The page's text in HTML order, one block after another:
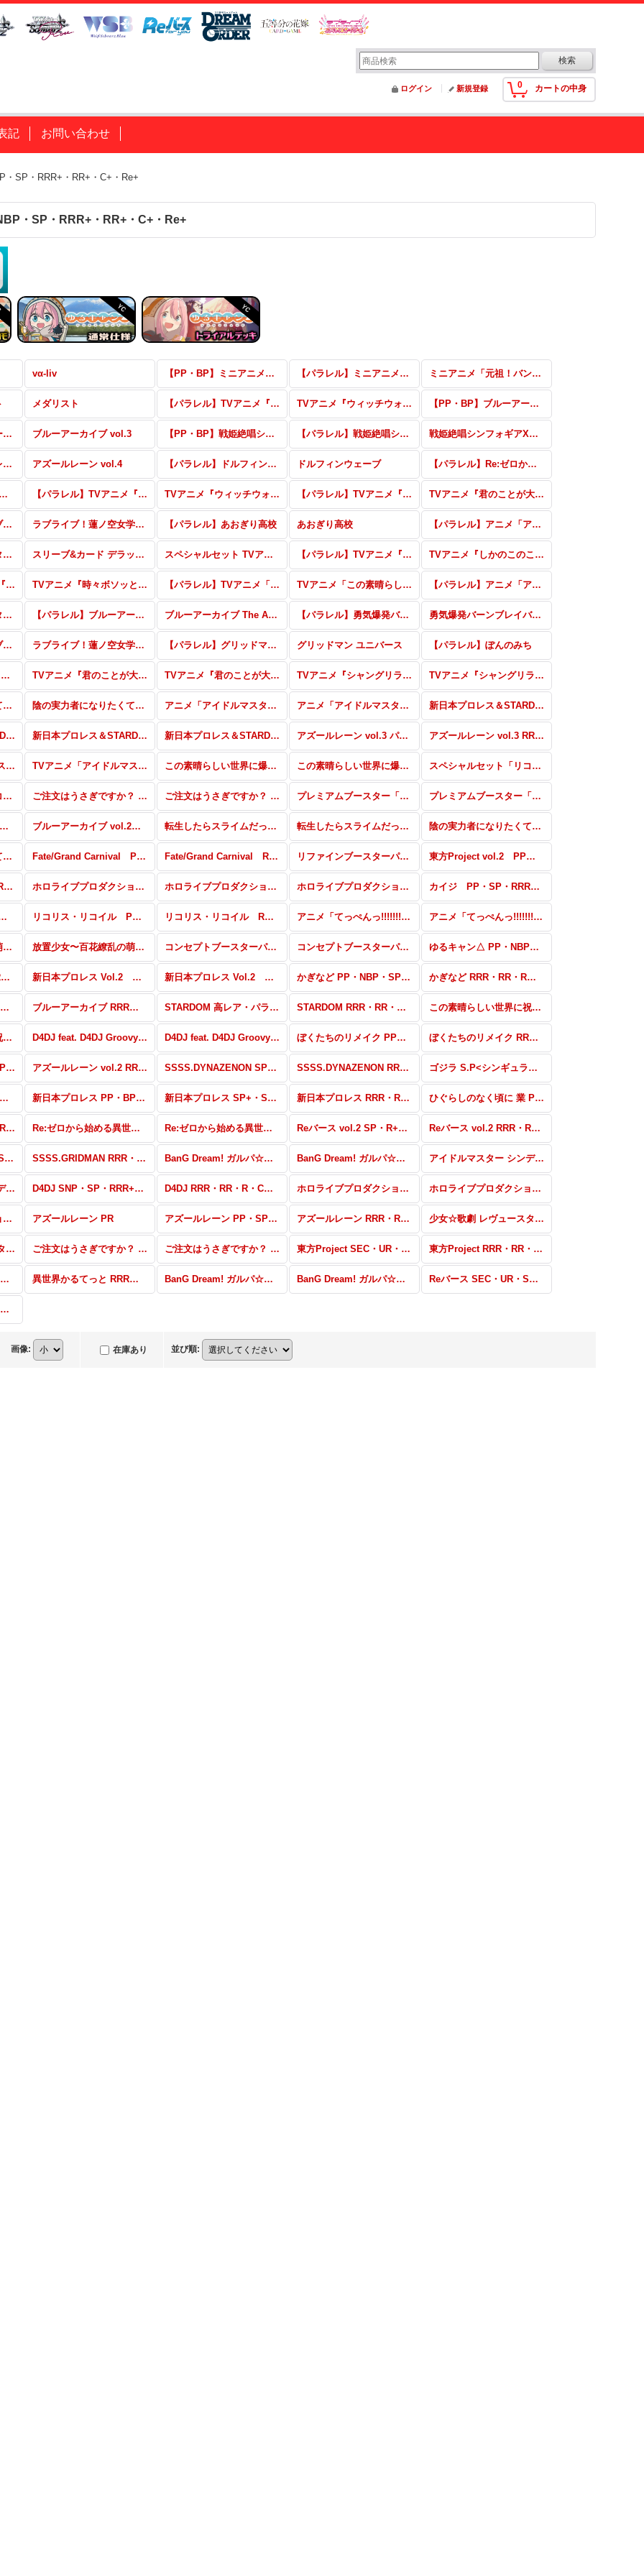
0 カートの中身
ログイン 新規登録
記 お問い合わせ
SP・RRR+・RR+・C+・Re+
・SP・RRR+・RR+・C+・Re+
vα-liv 【PP・BP】ミニアニメ「元祖！バンドリちゃん」 【パラレル】ミニアニメ「元祖！バンドリちゃん」 ミニアニメ「元祖！バンドリちゃん」
メダリスト 【パラレル】TVアニメ『ウィッチウォッチ』 vol.2 TVアニメ『ウィッチウォッチ』 vol.2 【PP・BP】ブルーアーカイブ vol.3
【パラレル】ブルーアーカイブ vol.3 ブルーアーカイブ vol.3 【PP・BP】戦姫絶唱シンフォギアXD UNLIMITED 【パラレル】戦姫絶唱シンフォギアXD UNLIMITED 戦姫絶唱シンフォギアXD UNLIMITED
【パラレル】アズールレーン vol.4 アズールレーン vol.4 【パラレル】ドルフィンウェーブ ドルフィンウェーブ 【パラレル】Re:ゼロから始める異世界生活 vol.2
始める異世界生活 vol.2 【パラレル】TVアニメ『ウィッチウォッチ』 TVアニメ『ウィッチウォッチ』 【パラレル】TVアニメ『君のことが大大大大大好きな100人の彼女』vol.2 TVアニメ『君のことが大大大大大好きな100人の彼女』vol.2
【パラレル】ラブライブ！蓮ノ空女学院スクールアイドルクラブ vol.2 ラブライブ！蓮ノ空女学院スクールアイドルクラブ vol.2 【パラレル】あおぎり高校 あおぎり高校 【パラレル】アニメ「アイドルマスター シャイニーカラーズ2nd season」
アニメ「アイドルマスター シャイニーカラーズ2nd season」 スリーブ&カード デラックスセット ラブライブ！蓮ノ空女学院スクールアイドルクラブ スペシャルセット TVアニメ『シャングリラ・フロンティア』 【パラレル】TVアニメ『しかのこのこのここしたんたん』 TVアニメ『しかのこのこのここしたんたん』
【パラレル】TVアニメ『時々ボソッとロシア語でデレる隣のアーリャさん』 TVアニメ『時々ボソッとロシア語でデレる隣のアーリャさん』 【パラレル】TVアニメ「この素晴らしい世界に祝福を！3」 TVアニメ「この素晴らしい世界に祝福を！3」 【パラレル】アニメ「アイドルマスター シャイニーカラーズ」
アニメ「アイドルマスター シャイニーカラーズ」 【パラレル】ブルーアーカイブ The Animation ブルーアーカイブ The Animation 【パラレル】勇気爆発バーンブレイバーン 勇気爆発バーンブレイバーン
【パラレル】ラブライブ！蓮ノ空女学院スクールアイドルクラブ ラブライブ！蓮ノ空女学院スクールアイドルクラブ 【パラレル】グリッドマン ユニバース グリッドマン ユニバース 【パラレル】ぽんのみち
ぽんのみち RRR・RR・R・C・Re TVアニメ『君のことが大大大大大好きな100人の彼女』パラレル TVアニメ『君のことが大大大大大好きな100人の彼女』RRR・RR・R・C・Re TVアニメ『シャングリラ・フロンティア』パラレル TVアニメ『シャングリラ・フロンティア』RRR・RR・R・C・Re
陰の実力者になりたくて！ vol.2 パラレル 陰の実力者になりたくて！ vol.2 RRR・RR・R・C・Re アニメ「アイドルマスター ミリオンライブ！」パラレル アニメ「アイドルマスター ミリオンライブ！」 RRR・RR・R・C・Re 新日本プロレス＆STARDOM パラレル(スターダム)
新日本プロレス＆STARDOM RRR・RR・R・C・Re(スターダム) 新日本プロレス＆STARDOM パラレル(新日本プロレス) 新日本プロレス＆STARDOM RRR・RR・R・C・Re(新日本プロレス) アズールレーン vol.3 パラレル アズールレーン vol.3 RRR・RR・R・C・Re
TVアニメ「アイドルマスター シンデレラガールズ U149」パラレル TVアニメ「アイドルマスター シンデレラガールズ U149」RRR・RR・R・C・Re この素晴らしい世界に爆焔を！ パラレル この素晴らしい世界に爆焔を！ RRR・RR・R・C・Re スペシャルセット「リコリス・リコイル」パラレル・PR
スペシャルセット「リコリス・リコイル」 ご注文はうさぎですか？ BLOOM vol.2 パラレル ご注文はうさぎですか？ BLOOM vol.2 RRR以下 プレミアムブースター「新日本プロレス＆STARDOM」 SSP・PBR+・PBP+ プレミアムブースター「新日本プロレス＆STARDOM」 PBR・PBP
ブルーアーカイブ vol.2 PP・NBP・SP・RRR+・RR+・C+・Re+ ブルーアーカイブ vol.2 RRR・RR・R・C・Re 転生したらスライムだった件 転スラ日記 PP・NBP・SP・Gre+・RRR+・RR+・R+・C+・Re+ 転生したらスライムだった件 転スラ日記 SDR・GRe・RRR・RR・R・C・Re 陰の実力者になりたくて！ PP・SP・GRe・RRR+・RR+・R+・C+・Re+
陰の実力者になりたくて！ SDR・GRe・RRR・RR・R・C・Re Fate/Grand Carnival PP・SP・RRR+・RR+・R+・C+・Re+ Fate/Grand Carnival RRR・RR・R・C・Re リファインブースターパック 東方Project PP・SP・RRR+・RR+・R+・C+・Re+・Re 東方Project vol.2 PP・SP・RRR+・RR+・R+・C+・Re+
東方Project vol.2 RRR・RR・R・C・Re ホロライブプロダクション Vol.2 SNP・PP・SP・RRR+・RR+・R+・C+・Re+ ホロライブプロダクション Vol.2 RRR・RR・R・C・Re ホロライブプロダクション Vol.2 パートナー カイジ PP・SP・RRR+・RR+・R+・C+・Re+・PR
RR・R・C・Re リコリス・リコイル PP・NBP・SP・RRR+・RR+・R+・C+・Re+・PR リコリス・リコイル RRR・RR・R・C・Re アニメ「てっぺんっ!!!!!!!!!!!!!!!」 PP・NBP・SP・RRR+・RR+・R+・C+・Re+・PR アニメ「てっぺんっ!!!!!!!!!!!!!!!」 RRR・RR・R・C・Re
放置少女〜百花繚乱の萌姫たち〜 SNP・PP・SP・RRR+・RR+・R+・C+・Re+・PR 放置少女〜百花繚乱の萌姫たち〜 RRR・RR・R・C・Re コンセプトブースターパック「BanG Dream! ガルパ☆ピコ ふぃーばー！」 UR・SP・CP コンセプトブースターパック「BanG Dream! ガルパ☆ピコ ふぃーばー！」 SS・S ゆるキャン△ PP・NBP・SP・RRR+・RR+・C+・Re+
ゆるキャン△ RRR・RR・R・C・Re 新日本プロレス Vol.2 高レア・パラレル 新日本プロレス Vol.2 RRR・RR・R・C・Re かぎなど PP・NBP・SP・RRR+・RR+・C+・Re+ かぎなど RRR・RR・R・C・Re
ブルーアーカイブ PP・NBP・SP・RRR+・RR+・C+・Re+ ブルーアーカイブ RRR・RR・R・C・Re STARDOM 高レア・パラレル STARDOM RRR・RR・R・C・Re この素晴らしい世界に祝福を！ 高レア・パラレル
この素晴らしい世界に祝福を！ RRR・RR・R・C・Re D4DJ feat. D4DJ Groovy Mix+Edition PP・SP・RRR+・RR+・R+・C+・Re+ D4DJ feat. D4DJ Groovy Mix+Edition RRR・RR・R・C・Re ぼくたちのリメイク PP・SP・RRR+・RR+・R+・C+・Re+ ぼくたちのリメイク RRR・RR・R・C・Re
アズールレーン vol.2 PP・NBP・SP・RRR+・RR+・R+・C+・Re+ アズールレーン vol.2 RRR・RR・R・C・Re SSSS.DYNAZENON SP・R+・C+・ReR+・ReC+ SSSS.DYNAZENON RRR・RR・R・C・Re ゴジラ S.P<シンギュラポイント> SPR・RRR+・RR+・R+・C+・Re+
ゴジラ S.P<シンギュラポイント> RRR・RR・R・C・Re 新日本プロレス PP・BP+・BP・PR 新日本プロレス SP+・SP・RR+・R+・C+・Re+ 新日本プロレス RRR・RR・R・C・Re ひぐらしのなく頃に 業 PP・ReSP・SP・BP+・BP・RRR+・RR+・R+・C+・Re+
ひぐらしのなく頃に 業 RRR・RR・R・C・ReR・ReC Re:ゼロから始める異世界生活 SP・R+・C+・ReR+・ReC+ Re:ゼロから始める異世界生活 RRR・RR・R・C・ReR・ReC Reバース vol.2 SP・R+・C+・ReR+・ReC+ Reバース vol.2 RRR・RR・R・C・ReR・ReC
SSSS.GRIDMAN PP・SP・RRR+・RR+・R+・C+・Re+・PR SSSS.GRIDMAN RRR・RR・R・C・Re BanG Dream! ガルパ☆ピコ 〜大盛り〜 SP・NBP・PR・RRR＋・RR＋・R＋・C＋・Re＋ BanG Dream! ガルパ☆ピコ 〜大盛り〜 RRR・RR・R・C・Re アイドルマスター シンデレラガールズ劇場 SP・IR・C+・Re+・P
アイドルマスター シンデレラガールズ劇場 HR・RR・R・C・ReR・ReC D4DJ SNP・SP・RRR+・R+・C+・ReR+・ReC+ D4DJ RRR・RR・R・C・ReR・ReC ホロライブプロダクション SP・SNP ホロライブプロダクション R+・C+・ReR+・ReC+・BP
ホロライブプロダクション RRR・RR・R・C・ReR・ReC アズールレーン PR アズールレーン PP・SP・RRR+・RR+・R+・C+・ReR+・ReC+ アズールレーン RRR・RR・R・C・ReR・ReC 少女☆歌劇 レヴュースタァライト -Re LIVE- SP・R+・C+・ReR+・ReC+
少女☆歌劇 レヴュースタァライト -Re LIVE- RRR・RR・R・C・ReR・ReC ご注文はうさぎですか？ BLOOM PP・SP・RRR+・RR+・R+・C+・ReR+・ReC+ ご注文はうさぎですか？ BLOOM RRR・RR・R・C・ReR・ReC 東方Project SEC・UR・SP・SR+・SR 東方Project RRR・RR・R・C・ReR・ReC
異世界かるてっと UR・SP+・SR+・SR 異世界かるてっと RRR・RR・R・C・ReR・ReC BanG Dream! ガルパ☆ピコ SEC・UR・SP+・SP・SR+・SR BanG Dream! ガルパ☆ピコ RRR・RR・R・C・ReR・ReC Reバース SEC・UR・SP+・SR+・SR
Reバース RRR・RR・R・C・ReR・ReC
画像: 在庫あり 並び順: